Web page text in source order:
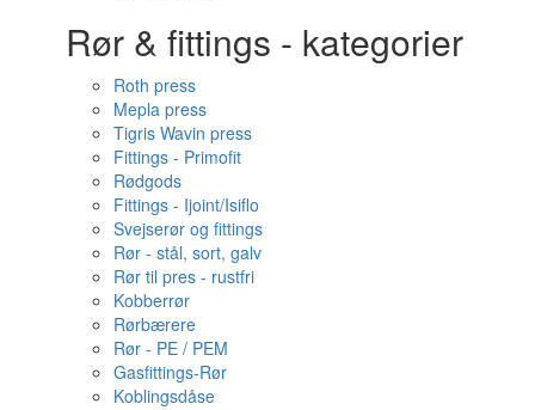
Rør & fittings - kategorier
Roth press
Mepla press
Tigris Wavin press
Fittings - Primofit
Rødgods
Fittings - Ijoint/Isiflo
Svejserør og fittings
Rør - stål, sort, galv
Rør til pres - rustfri
Kobberrør
Rørbærere
Rør - PE / PEM
Gasfittings-Rør
Koblingsdåse